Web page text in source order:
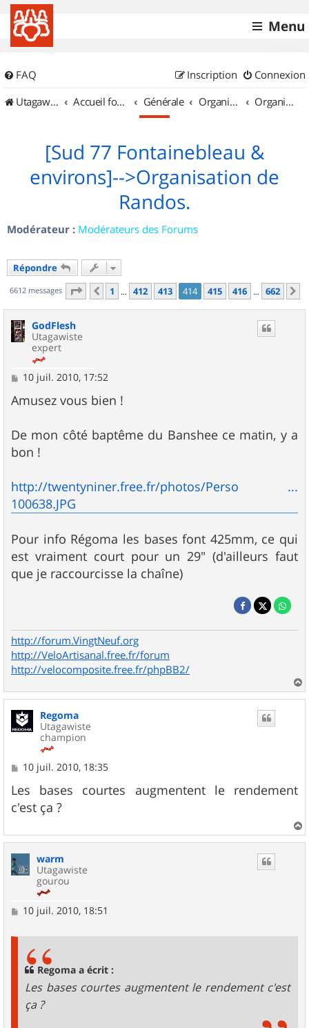
Menu
FAQ Connexion
Inscription
UtagawaVTT (Randos VTT et VTTAE avec traces GPS)
Accueil forum Générale Organisation de sorties & Recherche de partenaires Organisation de sorties en région Île de France
[Sud 77 Fontainebleau &
environs]-->Organisation de
Randos.
Modérateur : Modérateurs des Forums
Répondre
6612 messages Page 414 sur662
Précédent
1 … 412 413 414 415 416 … 662
GodFlesh
Utagawiste
expert
M
s
s
g
e
10 juil. 2010, 17:52
Amusez vous bien !
De mon côté baptême du Banshee ce matin, y a
bon !
http://twentyniner.free.fr/photos/Perso ...
100638.JPG
Pour info Régoma les bases font 425mm, ce qui
est vraiment court pour un 29" (d'ailleurs faut
que je raccourcisse la chaîne)
http://forum.VingtNeuf.org
http://VeloArtisanal.free.fr/forum
http://velocomposite.free.fr/phpBB2/
a
u
Regoma
Utagawiste
champion
M
s
s
a
e
10 juil. 2010, 18:35
Les bases courtes augmentent le rendement
c'est ça ?
a
warm
Utagawiste
gourou
M10 juil. 2010, 18:51
Regoma a écrit :
Les bases courtes augmentent le rendement c'est
ça ?